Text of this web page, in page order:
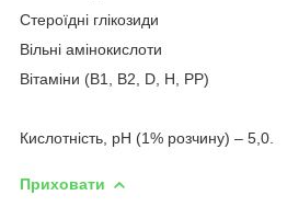
Стероїдні глікозиди
Вільні амінокислоти
Вітаміни (В1, В2, D, Н, РР)
Кислотність, рН (1% розчину) – 5,0.
Приховати